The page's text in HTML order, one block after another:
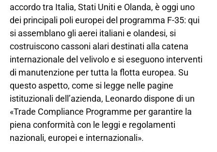
accordo tra Italia, Stati Uniti e Olanda, è oggi uno
dei principali poli europei del programma F-35: qui
si assemblano gli aerei italiani e olandesi, si
costruiscono cassoni alari destinati alla catena
internazionale del velivolo e si eseguono interventi
di manutenzione per tutta la flotta europea. Su
questo aspetto, come si legge nelle pagine
istituzionali dell’azienda, Leonardo dispone di un
«Trade Compliance Programme per garantire la
piena conformità con le leggi e regolamenti
nazionali, europei e internazionali».